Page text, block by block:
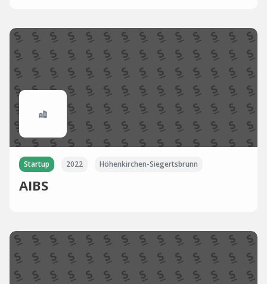
Startup 2022 Höhenkirchen-Siegertsbrunn
AIBS